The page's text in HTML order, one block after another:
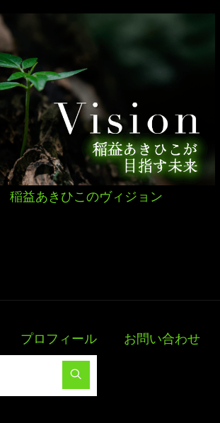
稲益あきひこのヴィジョン
プロフィール お問い合わせ
検索